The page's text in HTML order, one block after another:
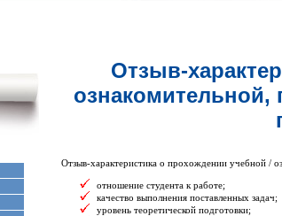
Отзыв-
Отзыв-характеристика о прохождении учебной /
отношение студента к работе;
качество выполнения поставленных задач;
уровень теоретической подготовки;